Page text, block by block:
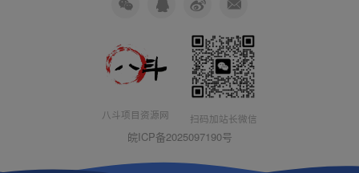
八斗项目资源网 扫码加站长微信
皖ICP备2025097190号